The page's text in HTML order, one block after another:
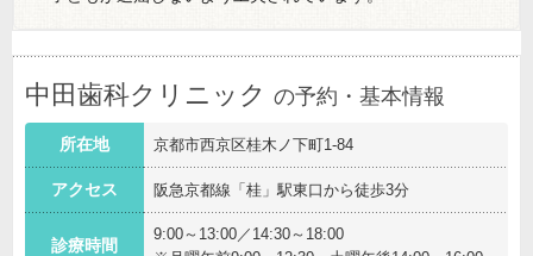
中田歯科クリニック の予約・基本情報
所在地 京都市西京区桂木ノ下町1-84
アクセス 阪急京都線「桂」駅東口から徒歩3分
診療時間
9:00～13:00／14:30～18:00